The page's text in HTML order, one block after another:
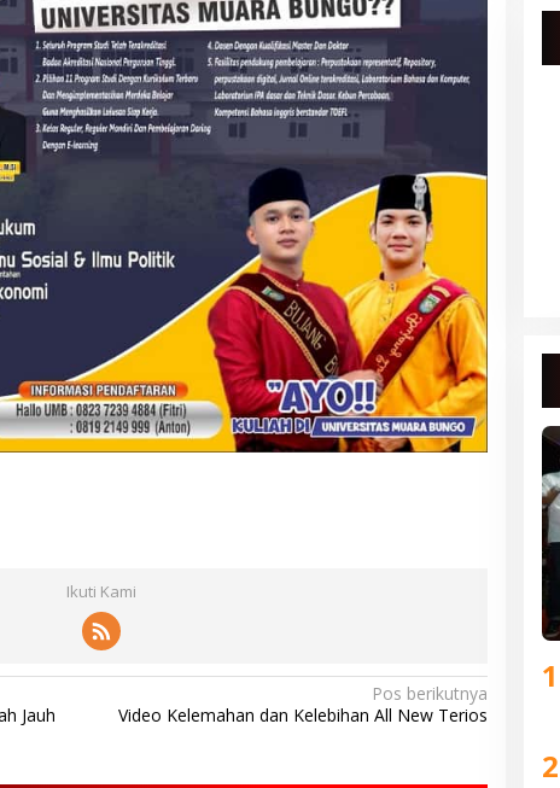
Ikuti Kami
Jauh
Pos berikutnya
Video Kelemahan dan Kelebihan All New Terios
Tim Sayap Pejuang Siliwangi
Indonesia Siap Menangkan
Jumiwan Aguza – Maidani
1
2